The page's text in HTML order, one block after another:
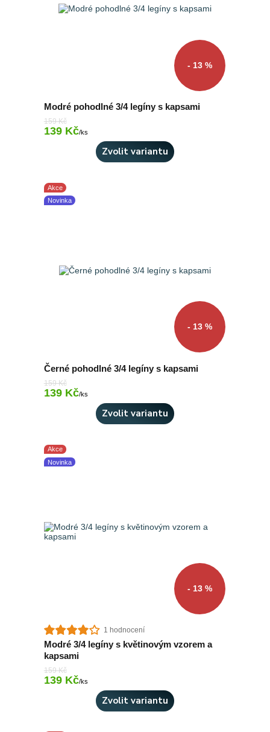
- 13 %
Modré pohodlné 3/4 legíny s kapsami
159 Kč
139 Kč/ks
Zvolit variantu
Akce
Novinka
- 13 %
Černé pohodlné 3/4 legíny s kapsami
159 Kč
139 Kč/ks
Zvolit variantu
Akce
Novinka
- 13 %
1 hodnocení
Modré 3/4 legíny s květinovým vzorem a
kapsami
159 Kč
139 Kč/ks
Zvolit variantu